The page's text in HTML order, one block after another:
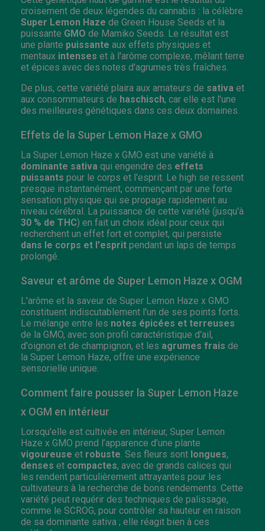
croisement de deux légendes du cannabis : la célèbre
Super Lemon Haze de Green House Seeds et la
puissante GMO de Mamiko Seeds. Le résultat est
une plante puissante aux effets physiques et
mentaux intenses et à l'arôme complexe, mêlant terre
et épices avec des notes d'agrumes très fraîches.
De plus, cette variété plaira aux amateurs de sativa et
aux consommateurs de haschisch, car elle est l'une
des meilleures génétiques dans ces deux domaines.
Effets de la Super Lemon Haze x GMO
La Super Lemon Haze x GMO est une variété à
dominante sativa qui engendre des effets
puissants pour le corps et l'esprit. Le high se ressent
presque instantanément, commençant par une forte
sensation physique qui se propage rapidement au
niveau cérébral. La puissance de cette variété (jusqu'à
30 % de THC) en fait un choix idéal pour ceux qui
recherchent un effet fort et complet, qui persiste
dans le corps et l'esprit pendant un laps de temps
prolongé.
Saveur et arôme de Super Lemon Haze x OGM
L'arôme et la saveur de Super Lemon Haze x GMO
constituent indiscutablement l'un de ses points forts.
Le mélange entre les notes épicées et terreuses
de la GMO, avec son profil caractéristique d'ail,
d'oignon et de champignon, et les agrumes frais de
la Super Lemon Haze, offre une expérience
sensorielle unique.
Comment faire pousser la Super Lemon Haze
x OGM en intérieur
Lorsqu'elle est cultivée en intérieur, Super Lemon
Haze x GMO prend l’apparence d’une plante
vigoureuse et robuste. Ses fleurs sont longues,
denses et compactes, avec de grands calices qui
les rendent particulièrement attrayantes pour les
cultivateurs à la recherche de bons rendements. Cette
variété peut requérir des techniques de palissage,
comme le SCROG, pour contrôler sa hauteur en raison
de sa dominante sativa ; elle réagit bien à ces